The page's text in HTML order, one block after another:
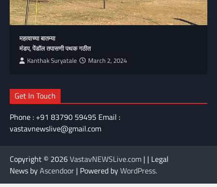
महत्वाच्या बातम्या
मंडप, पेंडॉल तपासणी पथक गठीत
Kanthak Suryatale March 2, 2024
Get In Touch
Phone : +91 83790 59495 Email :
vastavnewslive@gmail.com
Copyright © 2026VastavNEWSLive.com | | Legal
News byAscendoor | Powered byWordPress.